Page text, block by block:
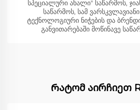
სპეციალური ახალი" საწარმოს,
საწარმოს, სამ
ტექნოლოგიური ნიჭების და
განვითარებაში მოწინავე
Რატომ აირჩიეთ